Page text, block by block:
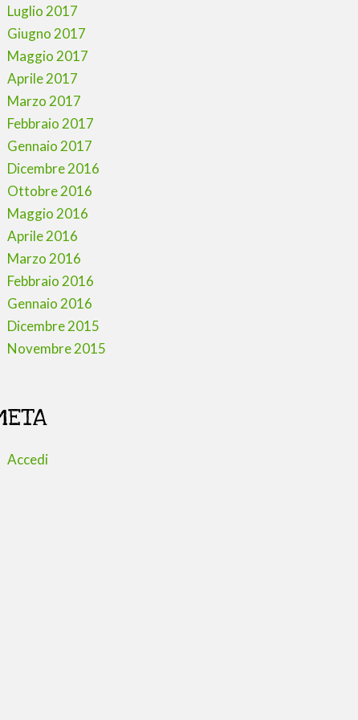
Luglio 2017
Giugno 2017
Maggio 2017
Aprile 2017
Marzo 2017
Febbraio 2017
Gennaio 2017
Dicembre 2016
Ottobre 2016
Maggio 2016
Aprile 2016
Marzo 2016
Febbraio 2016
Gennaio 2016
Dicembre 2015
Novembre 2015
Accedi